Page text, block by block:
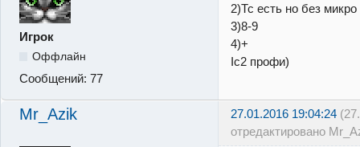
Игрок
Оффлайн
Сообщений: 77
2)Тс есть но без микро
3)8-9
4)+
Ic2 профи)
Mr_Azik 27.01.2016 19:04:24
отредактировано